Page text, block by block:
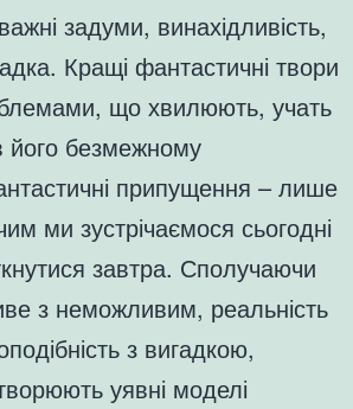
задуми, винахідливість,
Кращі фантастичні твори
що хвилюють, учать
його безмежному
припущення – лише
ми зустрічаємося сьогодні
завтра. Сполучаючи
з неможливим, реальність
з вигадкою,
уявні моделі